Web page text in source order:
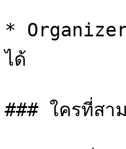
*
ได้
### ใครที่สา